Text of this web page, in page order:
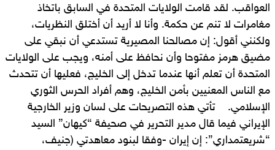
العواقب. لقد قامت الولايات المتحدة في السابق باتخاذ
مغامرات لا تنم عن حكمة. وأنا لا أريد أن أختلق النظريات،
ولكنني أقول: إن مصالحنا المصيرية تستدعي أن نبقي على
مضيق هرمز مفتوحا وأن نحافظ على أمنه، ويجب على الولايات
المتحدة أن تعلم أنها عندما تدخل إلى الخليج، فعليها أن تتحدث
مع الناس المعنيين بأمن الخليج، وهم أفراد الحرس الثوري
الإسلامي. تأتي هذه التصريحات على لسان وزير الخارجية
الإيراني فيما قال مدير التحرير في صحيفة “كيهان” السيد
“شريعتمداري”: إن إيران -وفقا لبنود معاهدتي (جنيف،